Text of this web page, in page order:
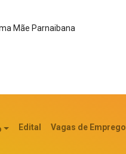
Mãe Parnaibana
Edital Vagas de Emprego